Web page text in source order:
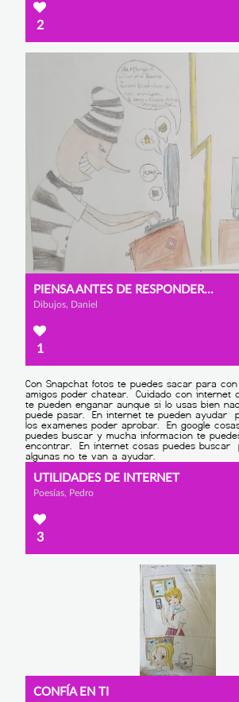
2
PIENSA ANTES DE RESPONDER...
Dibujos, Daniel
1
UTILIDADES DE INTERNET
Poesías, Pedro
3
CONFÍA EN TI